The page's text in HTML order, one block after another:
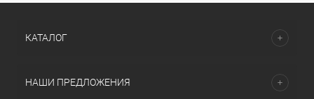
КАТАЛОГ
НАШИ ПРЕДЛОЖЕНИЯ